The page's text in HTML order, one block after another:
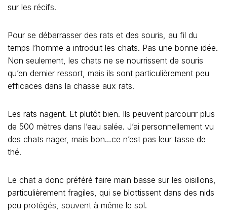
sur les récifs.
Pour se débarrasser des rats et des souris, au fil du
temps l’homme a introduit les chats. Pas une bonne idée.
Non seulement, les chats ne se nourrissent de souris
qu’en dernier ressort, mais ils sont particulièrement peu
efficaces dans la chasse aux rats.
Les rats nagent. Et plutôt bien. Ils peuvent parcourir plus
de 500 mètres dans l’eau salée. J’ai personnellement vu
des chats nager, mais bon…ce n’est pas leur tasse de
thé.
Le chat a donc préféré faire main basse sur les oisillons,
particulièrement fragiles, qui se blottissent dans des nids
peu protégés, souvent à même le sol.